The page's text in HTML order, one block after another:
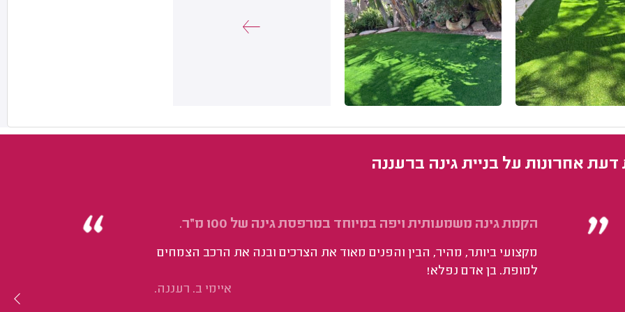
דעת אחרונות על בניית גינה ברעננה
הקמת גינה משמעותית ויפה במיוחד במרפסת גינה של 100 מ״ר.
מקצועי ביותר, מהיר, הבין והפנים מאוד את הצרכים ובנה את הרכב הצמחים
למופת. בן אדם נפלא!
איימי ב. רעננה.